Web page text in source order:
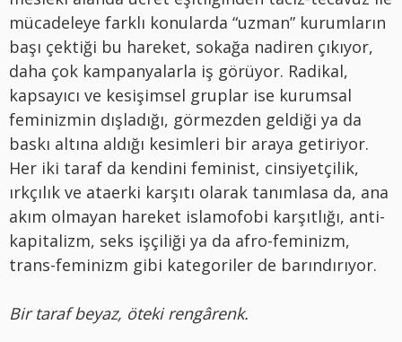
mücadeleye farklı konularda “uzman” kurumların
başı çektiği bu hareket, sokağa nadiren çıkıyor,
daha çok kampanyalarla iş görüyor. Radikal,
kapsayıcı ve kesişimsel gruplar ise kurumsal
feminizmin dışladığı, görmezden geldiği ya da
baskı altına aldığı kesimleri bir araya getiriyor.
Her iki taraf da kendini feminist, cinsiyetçilik,
ırkçılık ve ataerki karşıtı olarak tanımlasa da, ana
akım olmayan hareket islamofobi karşıtlığı, anti-
kapitalizm, seks işçiliği ya da afro-feminizm,
trans-feminizm gibi kategoriler de barındırıyor.
Bir taraf beyaz, öteki rengârenk.